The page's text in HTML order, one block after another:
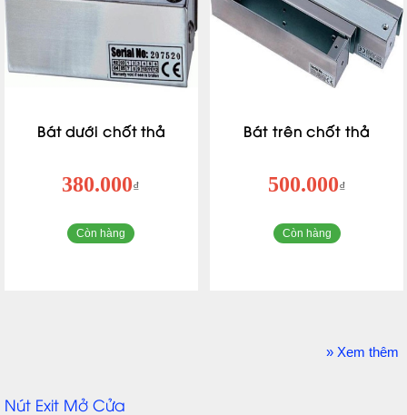
Bát dưới chốt thả
380.000₫
Còn hàng
Bát trên chốt thả
500.000₫
Còn hàng
» Xem thêm
Nút Exit Mở Cửa